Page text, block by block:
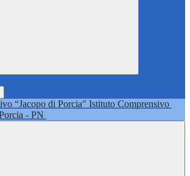
Istituto Comprensivo
- PN